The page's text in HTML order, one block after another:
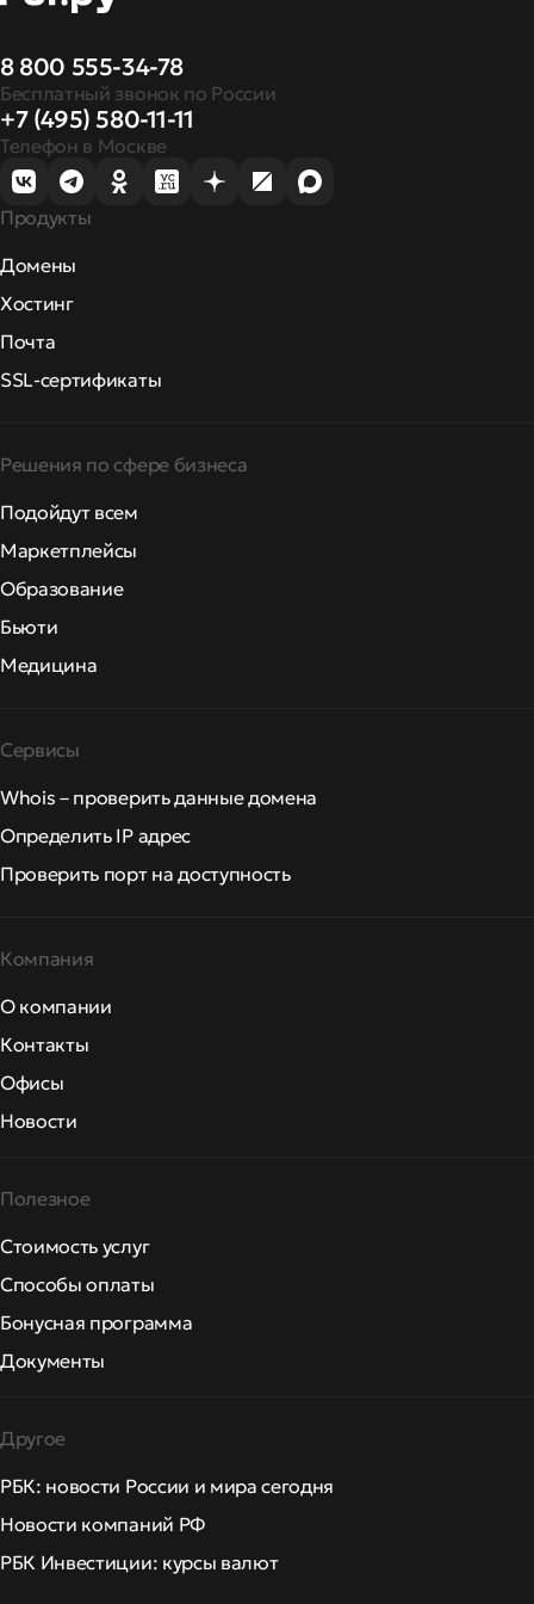
8 800 555-34-78
Бесплатный звонок по России
+7 (495) 580-11-11
Телефон в Москве
Продукты
Домены
Хостинг
Почта
SSL-сертификаты
Решения по сфере бизнеса
Подойдут всем
Маркетплейсы
Образование
Бьюти
Медицина
Сервисы
Whois – проверить данные домена
Определить IP адрес
Проверить порт на доступность
Компания
О компании
Контакты
Офисы
Новости
Полезное
Стоимость услуг
Способы оплаты
Бонусная программа
Документы
Другое
РБК: новости России и мира сегодня
Новости компаний РФ
РБК Инвестиции: курсы валют